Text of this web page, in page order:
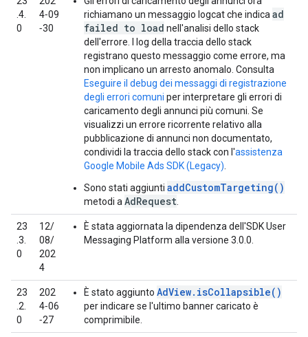
.4.
0
4‑09
‑30
richiamano un messaggio logcat che indica ad
failed to load nell'analisi dello stack
dell'errore. I log della traccia dello stack
registrano questo messaggio come errore, ma
non implicano un arresto anomalo. Consulta
Eseguire il debug dei messaggi di registrazione
degli errori comuni per interpretare gli errori di
caricamento degli annunci più comuni. Se
visualizzi un errore ricorrente relativo alla
pubblicazione di annunci non documentato,
condividi la traccia dello stack con l'assistenza
Google Mobile Ads SDK (Legacy)
Sono stati aggiunti addCustomTargeting()
metodi a AdRequest
23
.3.
0
12/
08/
202
4
È stata aggiornata la dipendenza dell'SDK User
Messaging Platform alla versione 3.0.0.
23
.2.
0
202
4‑06
‑27
È stato aggiunto AdView.isCollapsible()
per indicare se l'ultimo banner caricato è
comprimibile.